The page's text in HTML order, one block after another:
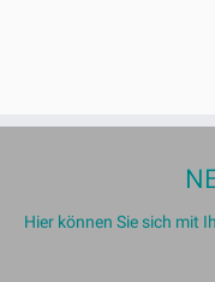
Hier können Sie sich mit